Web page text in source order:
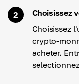
2
Choisissez
Choisissez
crypto-
acheter.